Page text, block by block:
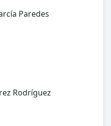
Paredes
Rodríguez